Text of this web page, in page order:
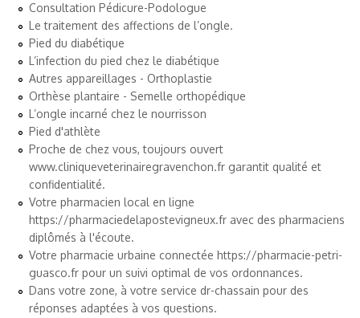
Consultation Pédicure-Podologue
Le traitement des affections de l’ongle.
Pied du diabétique
L’infection du pied chez le diabétique
Autres appareillages - Orthoplastie
Orthèse plantaire - Semelle orthopédique
L’ongle incarné chez le nourrisson
Pied d'athlète
Proche de chez vous, toujours ouvert
www.cliniqueveterinairegravenchon.fr garantit qualité et
confidentialité.
Votre pharmacien local en ligne
https://pharmaciedelapostevigneux.fr avec des pharmaciens
diplômés à l'écoute.
Votre pharmacie urbaine connectée https://pharmacie-petri-
guasco.fr pour un suivi optimal de vos ordonnances.
Dans votre zone, à votre service dr-chassain pour des
réponses adaptées à vos questions.